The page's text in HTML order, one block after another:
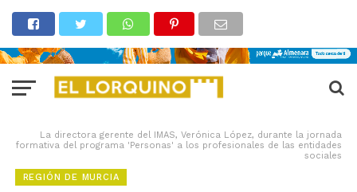
La directora gerente del IMAS, Verónica López, durante la jornada
formativa del programa 'Personas' a los profesionales de las entidades
sociales
REGIÓN DE MURCIA